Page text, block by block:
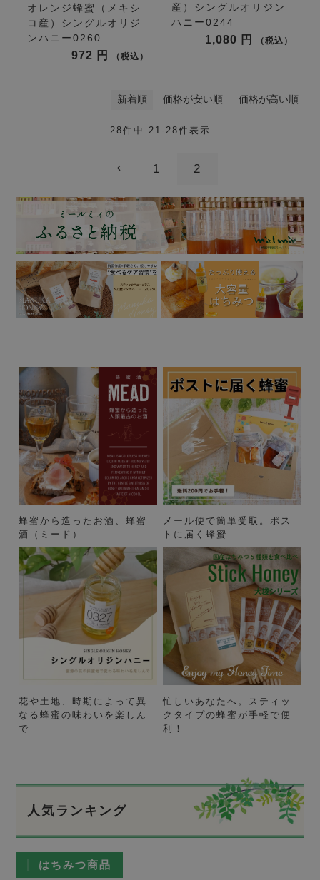
オレンジ蜂蜜（メキシ
コ産）シングルオリジ
ンハニー0260
972 税込
産）シングルオリジン
ハニー0244
1,080 税込
新着順 価格が安い順 価格が高い順
28件中 21 - 28件表示
1 2
蜂蜜から造ったお酒、蜂蜜
酒（ミード）
メール便で簡単受取。ポス
トに届く蜂蜜
花や土地、時期によって異
なる蜂蜜の味わいを楽しん
で
忙しいあなたへ。スティッ
クタイプの蜂蜜が手軽で便
利！
人気ランキング
はちみつ商品